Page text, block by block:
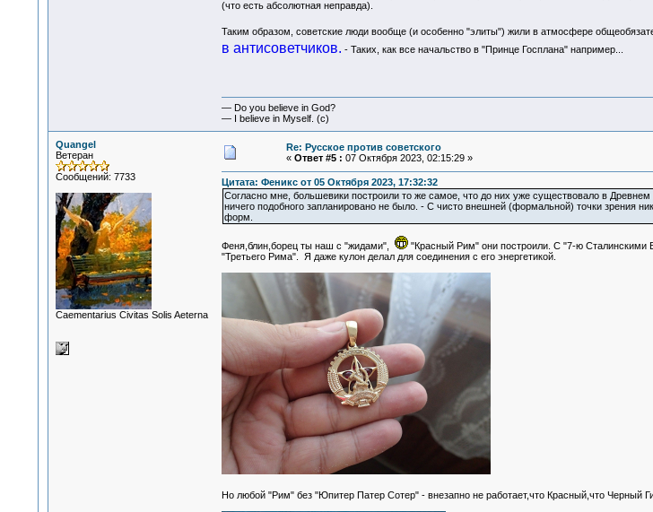
(что есть абсолютная неправда).
Таким образом, советские люди вообще (и особенно "элиты") жили в атмосфере
в антисоветчиков. - Таких, как все начальство в "Принце Госплана" например...
— Do you believe in God?
— I believe in Myself. (c)
Quangel
Ветеран
Сообщений: 7733
Сaementarius Civitas Solis Aeterna
Re: Русское против советского
« Ответ #5 : 07 Октября 2023, 02:15:29 »
Цитата: Феникс от 05 Октября 2023, 17:32:32
Согласно мне, большевики построили то же самое, что до них уже существовало в
ничего подобного запланировано не было. - С чисто внешней (формальной) точки зрения
форм.
Феня,блин,борец ты наш с "жидами", "Красный Рим" они построили. С "7-ю
"Третьего Рима". Я даже кулон делал для соединения с его энергетикой.
Но любой "Рим" без "Юпитер Патер Сотер" - внезапно не работает,что Красный,что Черный